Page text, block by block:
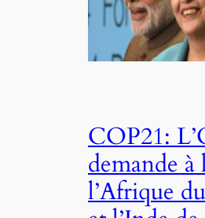
COP21:
demande
l’Afrique